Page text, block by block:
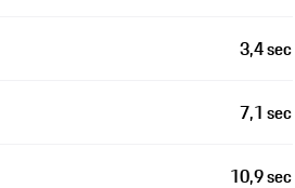
3,4 sec
7,1 sec
10,9 sec